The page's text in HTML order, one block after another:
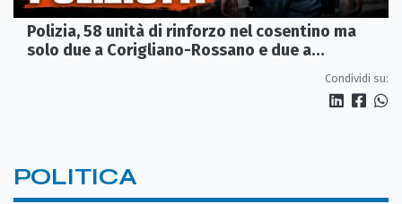
Polizia, 58 unità di rinforzo nel cosentino ma
solo due a Corigliano-Rossano e due a
Condividi su:
POLITICA